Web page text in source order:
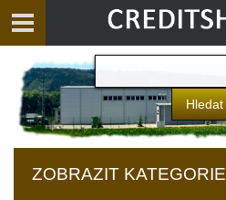
ZOBRAZIT KATEGORIE